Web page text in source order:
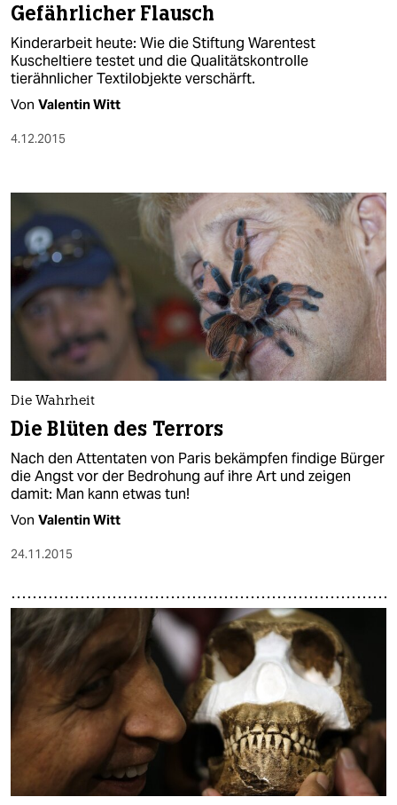
Gefährlicher Flausch
Kinderarbeit heute: Wie die Stiftung Warentest
Kuscheltiere testet und die Qualitätskontrolle
tierähnlicher Textilobjekte verschärft.
Von Valentin Witt
4.12.2015
Die Wahrheit
Die Blüten des Terrors
Nach den Attentaten von Paris bekämpfen findige Bürger
die Angst vor der Bedrohung auf ihre Art und zeigen
damit: Man kann etwas tun!
Von Valentin Witt
24.11.2015